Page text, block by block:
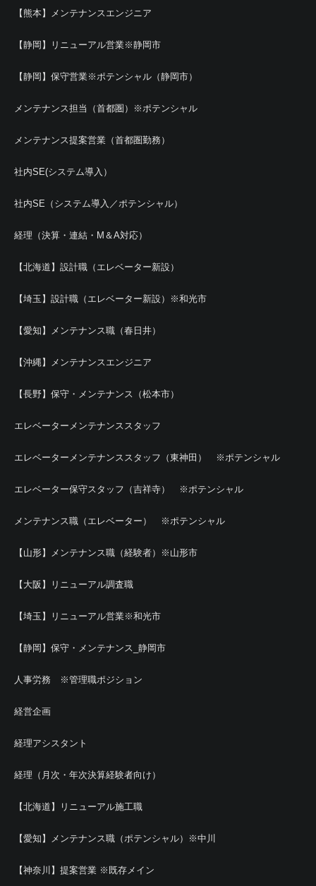
【熊本】メンテナンスエンジニア
【静岡】リニューアル営業※静岡市
【静岡】保守営業※ポテンシャル（静岡市）
メンテナンス担当（首都圏）※ポテンシャル
メンテナンス提案営業（首都圏勤務）
社内SE(システム導入）
社内SE（システム導入／ポテンシャル）
経理（決算・連結・M＆A対応）
【北海道】設計職（エレベーター新設）
【埼玉】設計職（エレベーター新設）※和光市
【愛知】メンテナンス職（春日井）
【沖縄】メンテナンスエンジニア
【長野】保守・メンテナンス（松本市）
エレベーターメンテナンススタッフ
エレベーターメンテナンススタッフ（東神田） ※ポテンシャル
エレベーター保守スタッフ（吉祥寺） ※ポテンシャル
メンテナンス職（エレベーター） ※ポテンシャル
【山形】メンテナンス職（経験者）※山形市
【大阪】リニューアル調査職
【埼玉】リニューアル営業※和光市
【静岡】保守・メンテナンス_静岡市
人事労務 ※管理職ポジション
経営企画
経理アシスタント
経理（月次・年次決算経験者向け）
【北海道】リニューアル施工職
【愛知】メンテナンス職（ポテンシャル）※中川
【神奈川】提案営業 ※既存メイン